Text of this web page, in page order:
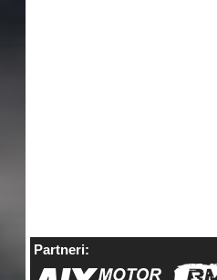
Partneri: